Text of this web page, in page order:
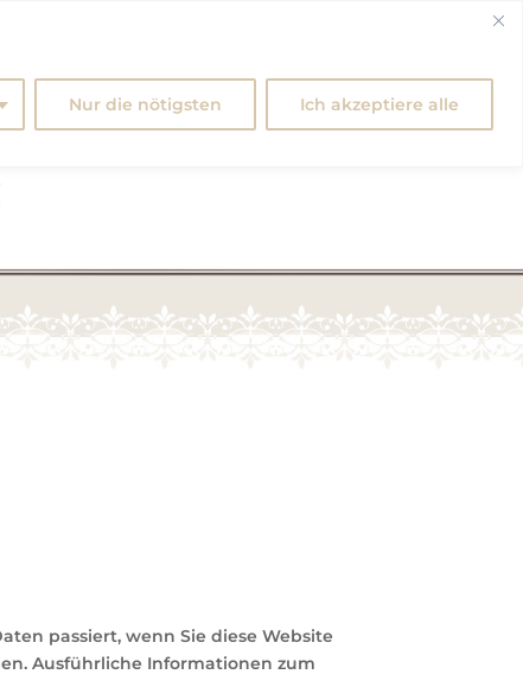
Nur die nötigsten Ich akzeptiere alle
passiert, wenn Sie diese Website
Ausführliche Informationen zum